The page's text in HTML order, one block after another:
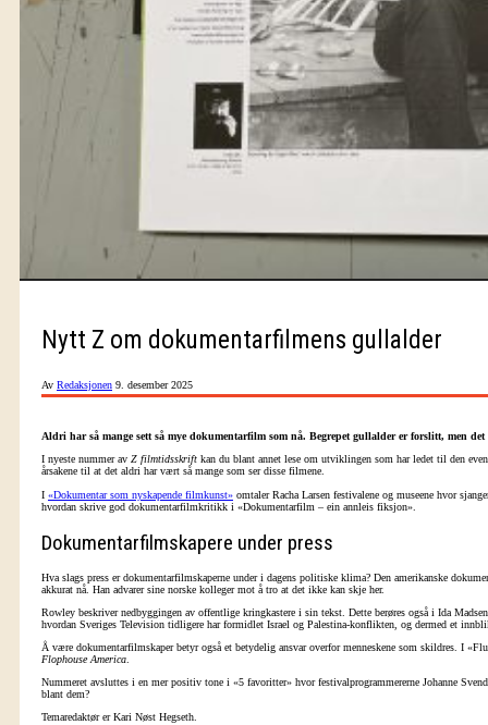
Nytt Z om dokumentarfilmens gullalder
Av Redaksjonen 9. desember 2025
Aldri har så mange sett så mye dokumentarfilm som nå. Begrepet gullalder er forslitt, men
I nyeste nummer av Z filmtidsskrift kan du blant annet lese om utviklingen som har ledet til den
årsakene til at det aldri har vært så mange som ser disse filmene.
I «Dokumentar som nyskapende filmkunst» omtaler Racha Larsen festivalene og museene hvor
hvordan skrive god dokumentarfilmkritikk i «Dokumentarfilm – ein annleis fiksjon».
Dokumentarfilmskapere under press
Hva slags press er dokumentarfilmskaperne under i dagens politiske klima? Den amerikanske
akkurat nå. Han advarer sine norske kolleger mot å tro at det ikke kan skje her.
Rowley beskriver nedbyggingen av offentlige kringkastere i sin tekst. Dette berøres også i Ida
hvordan Sveriges Television tidligere har formidlet Israel og Palestina-konflikten, og dermed et
Å være dokumentarfilmskaper betyr også et betydelig ansvar overfor menneskene som skildres. I
Flophouse America.
Nummeret avsluttes i en mer positiv tone i «5 favoritter» hvor festivalprogrammererne Johanne
blant dem?
Temaredaktør er Kari Nøst Hegseth.